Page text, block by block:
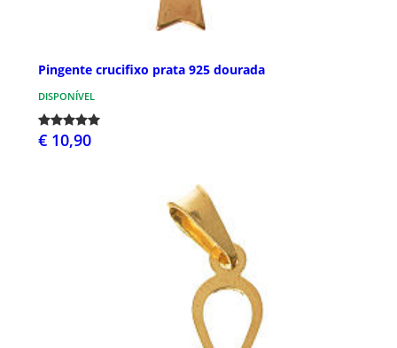
Pingente crucifixo prata 925 dourada
DISPONÍVEL
€ 10,90